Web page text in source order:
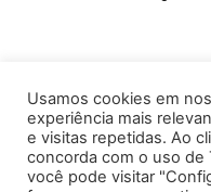
Webmail
Intranet
Administração
Usamos cookies em
experiência mais
e visitas repetidas. Ao
concorda com o uso de
você pode visitar